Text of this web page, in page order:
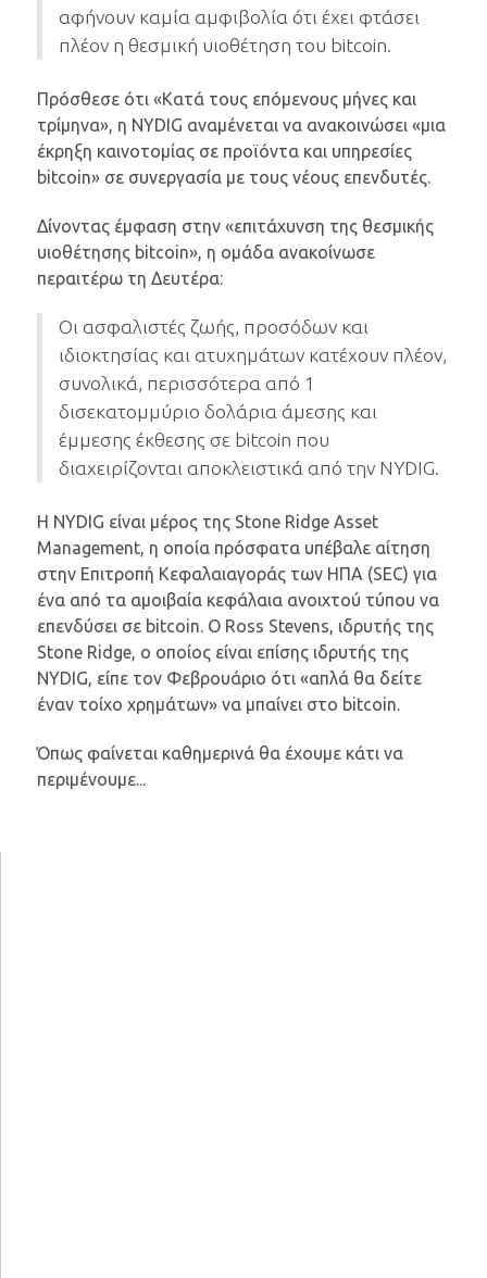
αφήνουν καμία αμφιβολία ότι έχει φτάσει
πλέον η θεσμική υιοθέτηση του bitcoin.
Πρόσθεσε ότι «Κατά τους επόμενους μήνες και
τρίμηνα», η NYDIG αναμένεται να ανακοινώσει «μια
έκρηξη καινοτομίας σε προϊόντα και υπηρεσίες
bitcoin» σε συνεργασία με τους νέους επενδυτές.
Δίνοντας έμφαση στην «επιτάχυνση της θεσμικής
υιοθέτησης bitcoin», η ομάδα ανακοίνωσε
περαιτέρω τη Δευτέρα:
Οι ασφαλιστές ζωής, προσόδων και
ιδιοκτησίας και ατυχημάτων κατέχουν πλέον,
συνολικά, περισσότερα από 1
δισεκατομμύριο δολάρια άμεσης και
έμμεσης έκθεσης σε bitcoin που
διαχειρίζονται αποκλειστικά από την NYDIG.
Η NYDIG είναι μέρος της Stone Ridge Asset
Management, η οποία πρόσφατα υπέβαλε αίτηση
στην Επιτροπή Κεφαλαιαγοράς των ΗΠΑ (SEC) για
ένα από τα αμοιβαία κεφάλαια ανοιχτού τύπου να
επενδύσει σε bitcoin. Ο Ross Stevens, ιδρυτής της
Stone Ridge, ο οποίος είναι επίσης ιδρυτής της
NYDIG, είπε τον Φεβρουάριο ότι «απλά θα δείτε
έναν τοίχο χρημάτων» να μπαίνει στο bitcoin.
Όπως φαίνεται καθημερινά θα έχουμε κάτι να
περιμένουμε...